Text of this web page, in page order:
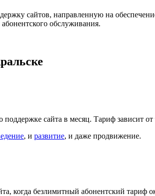
сайтов, направленную на
обслуживания.
поддержке сайта в месяц. Тариф зависит
, и развитие, и даже продвижение.
когда безлимитный абонентский